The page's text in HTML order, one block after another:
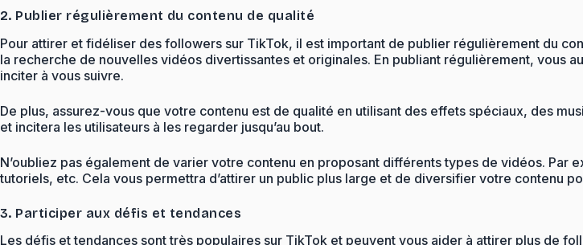
2. Publier régulièrement du contenu de qualité
Pour attirer et fidéliser des followers sur TikTok, il est important de publier régulièrement du
la recherche de nouvelles vidéos divertissantes et originales. En publiant régulièrement, vous
inciter à vous suivre.
De plus, assurez-vous que votre contenu est de qualité en utilisant des effets spéciaux, des
et incitera les utilisateurs à les regarder jusqu’au bout.
N’oubliez pas également de varier votre contenu en proposant différents types de vidéos.
tutoriels, etc. Cela vous permettra d’attirer un public plus large et de diversifier votre contenu
3. Participer aux défis et tendances
Les défis et tendances sont très populaires sur TikTok et peuvent vous aider à attirer plus de